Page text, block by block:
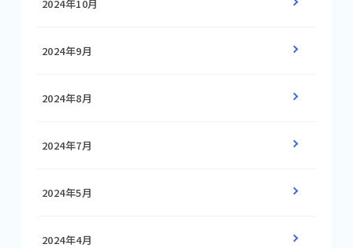
2024年10月
2024年9月
2024年8月
2024年7月
2024年5月
2024年4月